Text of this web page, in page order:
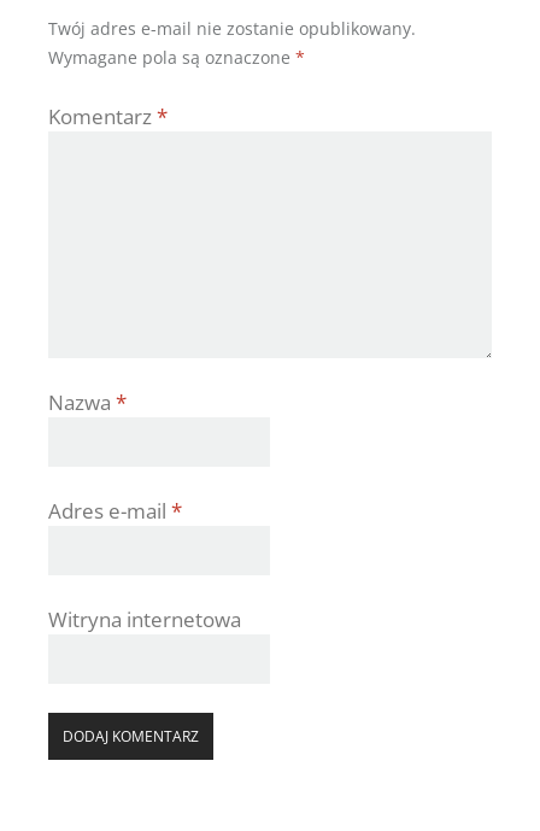
Twój adres e-mail nie zostanie opublikowany.
Wymagane pola są oznaczone *
Komentarz*
Nazwa *
Adres e-mail *
Witryna internetowa